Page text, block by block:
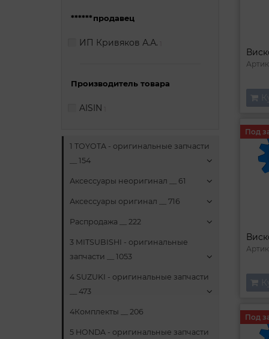
******продавец
ИП Кривяков А.А.
Производитель товара
AISIN
1 TOYOTA - оригинальные запчасти
__ 154
Аксессуары неоригинал __ 61
Аксессуары оригинал __ 716
Распродажа __ 222
3 MITSUBISHI - оригинальные
запчасти __ 1053
4 SUZUKI - оригинальные запчасти
__ 473
4Комплекты __ 206
5 HONDA - оригинальные запчасти
Под
Под